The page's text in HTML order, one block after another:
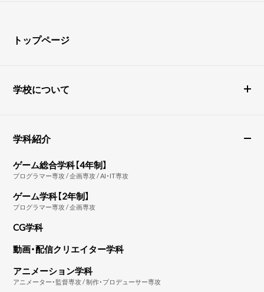
トップページ
学校について
学科紹介
ゲーム総合学科【4年制】
プログラマー専攻 / 企画専攻 / AI・IT専攻
ゲーム学科【2年制】
プログラマー専攻 / 企画専攻
CG学科
動画・配信クリエイター学科
アニメーション学科
アニメーター・監督専攻 / 制作・プロデューサー専攻